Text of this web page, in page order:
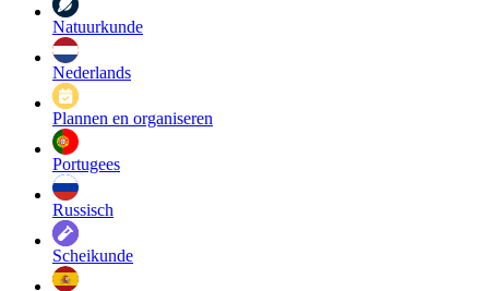
Natuurkunde
Nederlands
Plannen en organiseren
Portugees
Russisch
Scheikunde